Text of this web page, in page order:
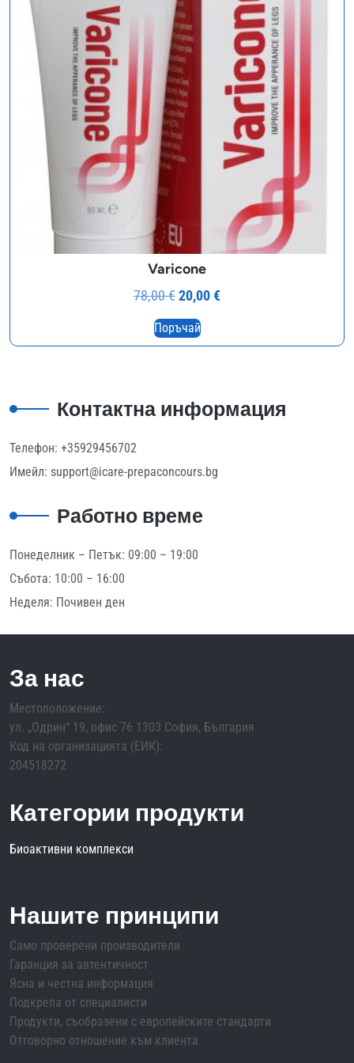
Varicone
78,00€Original
price
was:
20,00€Текущата
Поръчай
Контактна информация
Телефон: +35929456702
Имейл: support@icare-prepaconcours.bg
Работно време
Понеделник – Петък: 09:00 – 19:00
Събота: 10:00 – 16:00
Неделя: Почивен ден
За нас
Местоположение:
ул. „Одрин“ 19, офис 76 1303 София, България
Код на организацията (ЕИК):
204518272
Категории продукти
Биоактивни комплекси
Нашите принципи
Само проверени производители
Гаранция за автентичност
Ясна и честна информация
Подкрепа от специалисти
Продукти, съобразени с европейските стандарти
Отговорно отношение към клиента